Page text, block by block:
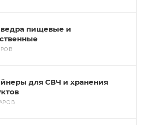
пищевые и
для СВЧ и хранения